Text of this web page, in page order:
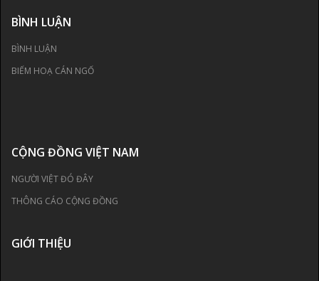
BÌNH LUẬN
BÌNH LUẬN
BIẾM HOẠ CÁN NGỐ
CỘNG ĐỒNG VIỆT NAM
NGƯỜI VIỆT ĐÓ ĐÂY
THÔNG CÁO CỘNG ĐỒNG
GIỚI THIỆU